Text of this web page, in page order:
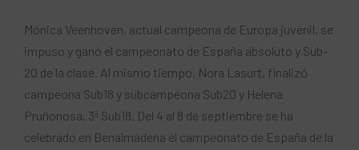
Mónica Veenhoven, actual campeona de Europa juvenil, se
impuso y ganó el campeonato de España absoluto y Sub-
20 de la clase. Al mismo tiempo, Nora Lasurt, finalizó
campeona Sub18 y subcampeona Sub20 y Helena
Pruñonosa, 3ª Sub18. Del 4 al 8 de septiembre se ha
celebrado en Benalmádena el campeonato de España de la